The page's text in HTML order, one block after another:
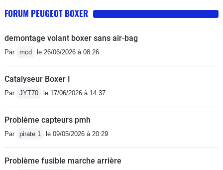
FORUM PEUGEOT BOXER
demontage volant boxer sans air-bag
Par mcd le 26/06/2026 à 08:26
Catalyseur Boxer I
Par JYT70 le 17/06/2026 à 14:37
Problème capteurs pmh
Par pirate 1 le 09/05/2026 à 20:29
Problème fusible marche arrière